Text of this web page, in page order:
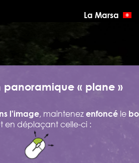
La Marsa